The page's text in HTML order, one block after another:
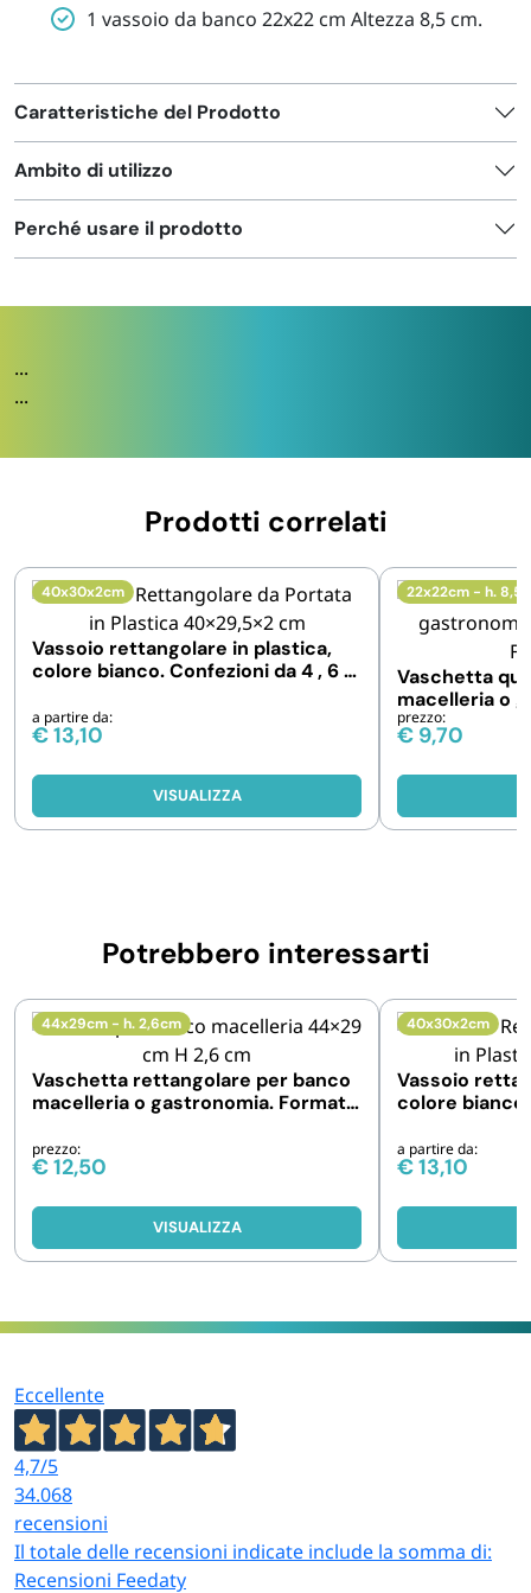
1 vassoio da banco 22x22 cm Altezza 8,5 cm.
Caratteristiche del Prodotto
Ambito di utilizzo
Perché usare il prodotto
...
...
Prodotti correlati
40x30x2cm
Vassoio rettangolare in plastica,
colore bianco. Confezioni da 4 , 6 e
a partire da:
€13,10
VISUALIZZA
22x22cm - h.
Vaschetta
macelleria o
A6
prezzo:
€ 9,70
Potrebbero interessarti
44x29cm - h. 2,6cm
Vaschetta rettangolare per banco
macelleria o gastronomia. Formato
prezzo:
€12,50
VISUALIZZA
40x30x2cm
Vassoio
colore
a partire da:
€13,10
Eccellente
4,7/5
34.068
recensioni
Il totale delle recensioni indicate include la somma di:
Recensioni Feedaty